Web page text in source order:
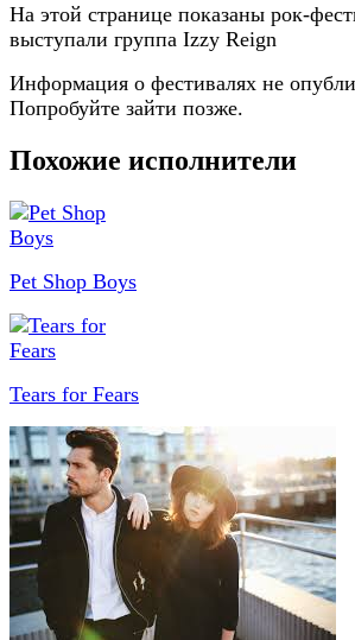
На этой странице показаны рок-
выступали группа Izzy Reign
Информация о фестивалях не
Попробуйте зайти позже.
Похожие исполнители
Pet Shop Boys
Tears for Fears